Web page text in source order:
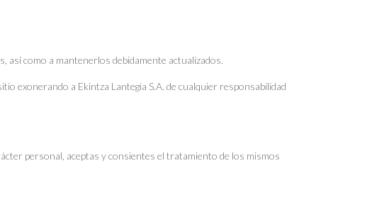
así como a mantenerlos debidamente actualizados.
exonerando a Ekintza Lantegia S.A. de cualquier responsabilidad
personal, aceptas y consientes el tratamiento de los mismos